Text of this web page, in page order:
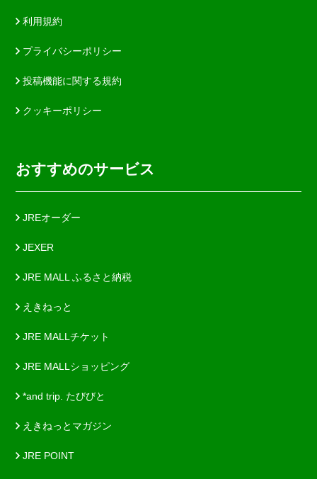
利用規約
プライバシーポリシー
投稿機能に関する規約
クッキーポリシー
おすすめのサービス
JREオーダー
JEXER
JRE MALL ふるさと納税
えきねっと
JRE MALLチケット
JRE MALLショッピング
*and trip. たびびと
えきねっとマガジン
JRE POINT